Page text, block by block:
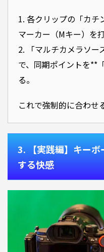
1. 各クリップの「カチ
マーカー（Mキー）を打
2. 「マルチカメラソー
で、同期ポイントを**
る。
これで強制的に合わせ
3. 【実践編】キー
する快感